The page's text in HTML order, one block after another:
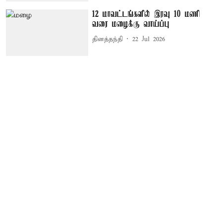
12 மாவட்டங்களில் இரவு 10 மணி
வரை மழைக்கு வாய்ப்பு
தினத்தந்தி 22 Jul 2026